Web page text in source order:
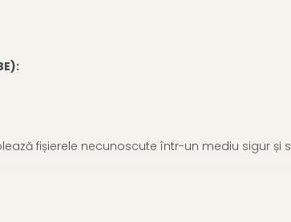
fișierele necunoscute într-un mediu sigur